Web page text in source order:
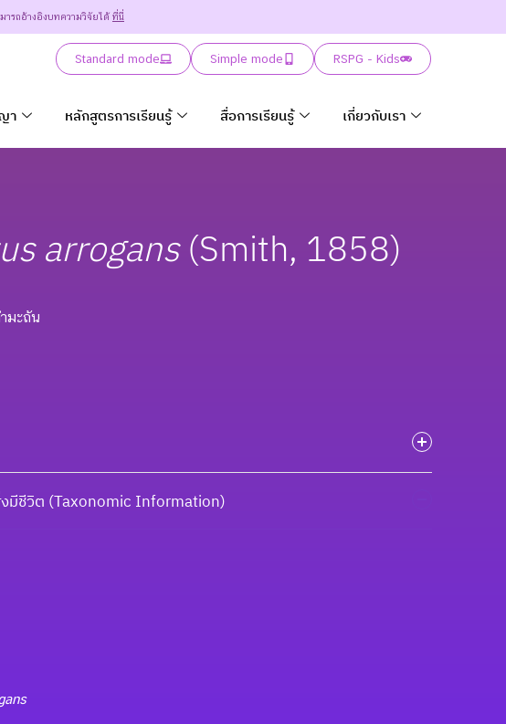
รถอ้างอิงบทความวิจัยได้ ที่นี่
Standard mode Simple mode RSPG - Kids
า หลักสูตรการเรียนรู้ สื่อการเรียนรู้ เกี่ยวกับเรา
arrogans (Smith, 1858)
มะถัน
มีชีวิต (Taxonomic Information)